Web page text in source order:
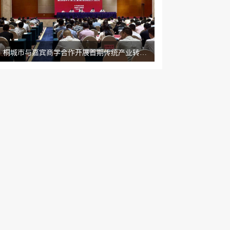
桐城市与嘉宾商学合作开展首期传统产业转型升级企业家培训班